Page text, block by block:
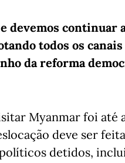
devemos continuar
todos os
da reforma
Myanmar foi até
deve ser
detidos,